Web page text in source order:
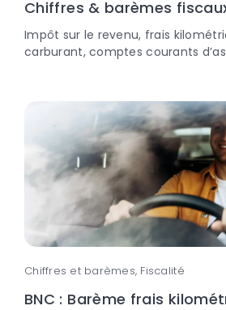
Chiffres & barèmes
Impôt sur le revenu, frais
carburant, comptes courants
Chiffres et barèmes, Fiscalité
BNC : Barème frais